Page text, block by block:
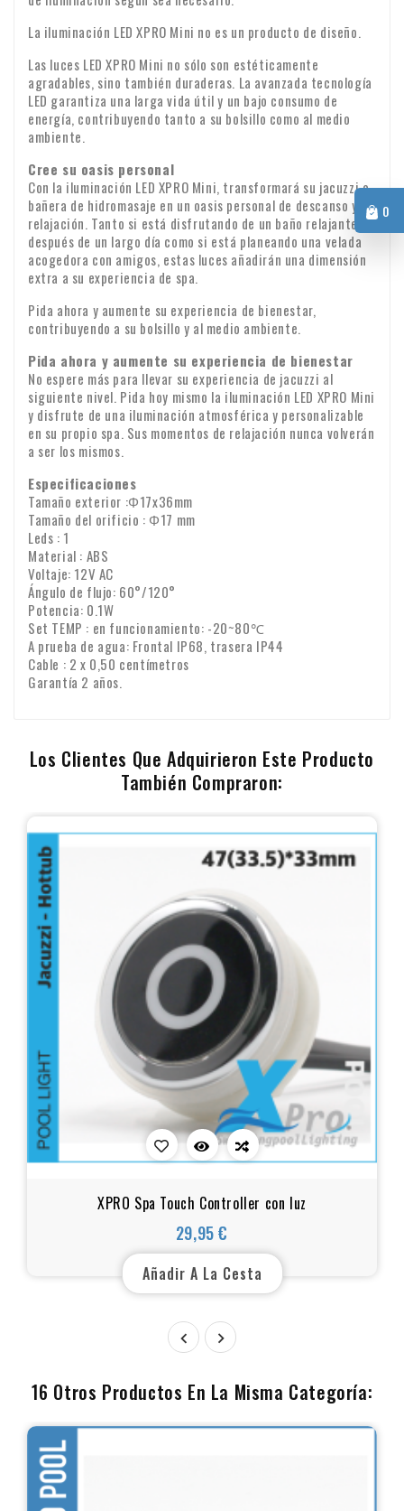
0
La iluminación LED XPRO Mini no es un producto de diseño.
Las luces LED XPRO Mini no sólo son estéticamente
agradables, sino también duraderas. La avanzada tecnología
LED garantiza una larga vida útil y un bajo consumo de
energía, contribuyendo tanto a su bolsillo como al medio
ambiente.
Cree su oasis personal
Con la iluminación LED XPRO Mini, transformará su jacuzzi o
bañera de hidromasaje en un oasis personal de descanso y
relajación. Tanto si está disfrutando de un baño relajante
después de un largo día como si está planeando una velada
acogedora con amigos, estas luces añadirán una dimensión
extra a su experiencia de spa.
Pida ahora y aumente su experiencia de bienestar,
contribuyendo a su bolsillo y al medio ambiente.
Pida ahora y aumente su experiencia de bienestar
No espere más para llevar su experiencia de jacuzzi al
siguiente nivel. Pida hoy mismo la iluminación LED XPRO Mini
y disfrute de una iluminación atmosférica y personalizable
en su propio spa. Sus momentos de relajación nunca volverán
a ser los mismos.
Especificaciones
Tamaño exterior :Φ17x36mm
Tamaño del orificio : Φ17 mm
Leds : 1
Material : ABS
Voltaje: 12V AC
Ángulo de flujo: 60°/120°
Potencia: 0.1W
Set TEMP : en funcionamiento: -20~80℃
A prueba de agua: Frontal IP68, trasera IP44
Cable : 2 x 0,50 centímetros
Garantía 2 años.
Los Clientes Que Adquirieron Este Producto
También Compraron:
XPRO Spa Touch Controller con luz
29,95 €
Precio
Añadir A La Cesta
 
16 Otros Productos En La Misma Categoría: